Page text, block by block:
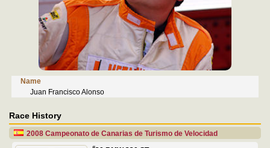
Name
Juan Francisco Alonso
Race History
2008 Campeonato de Canarias de Turismo de Velocidad